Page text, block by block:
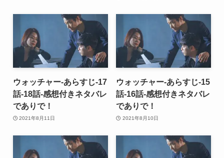
ウォッチャー-あらすじ-17
話-18話-感想付きネタバレ
でありで！
2021年8月11日
ウォッチャー-あらすじ-15
話-16話-感想付きネタバレ
でありで！
2021年8月10日